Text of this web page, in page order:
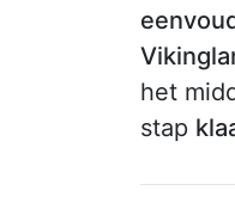
het
stap